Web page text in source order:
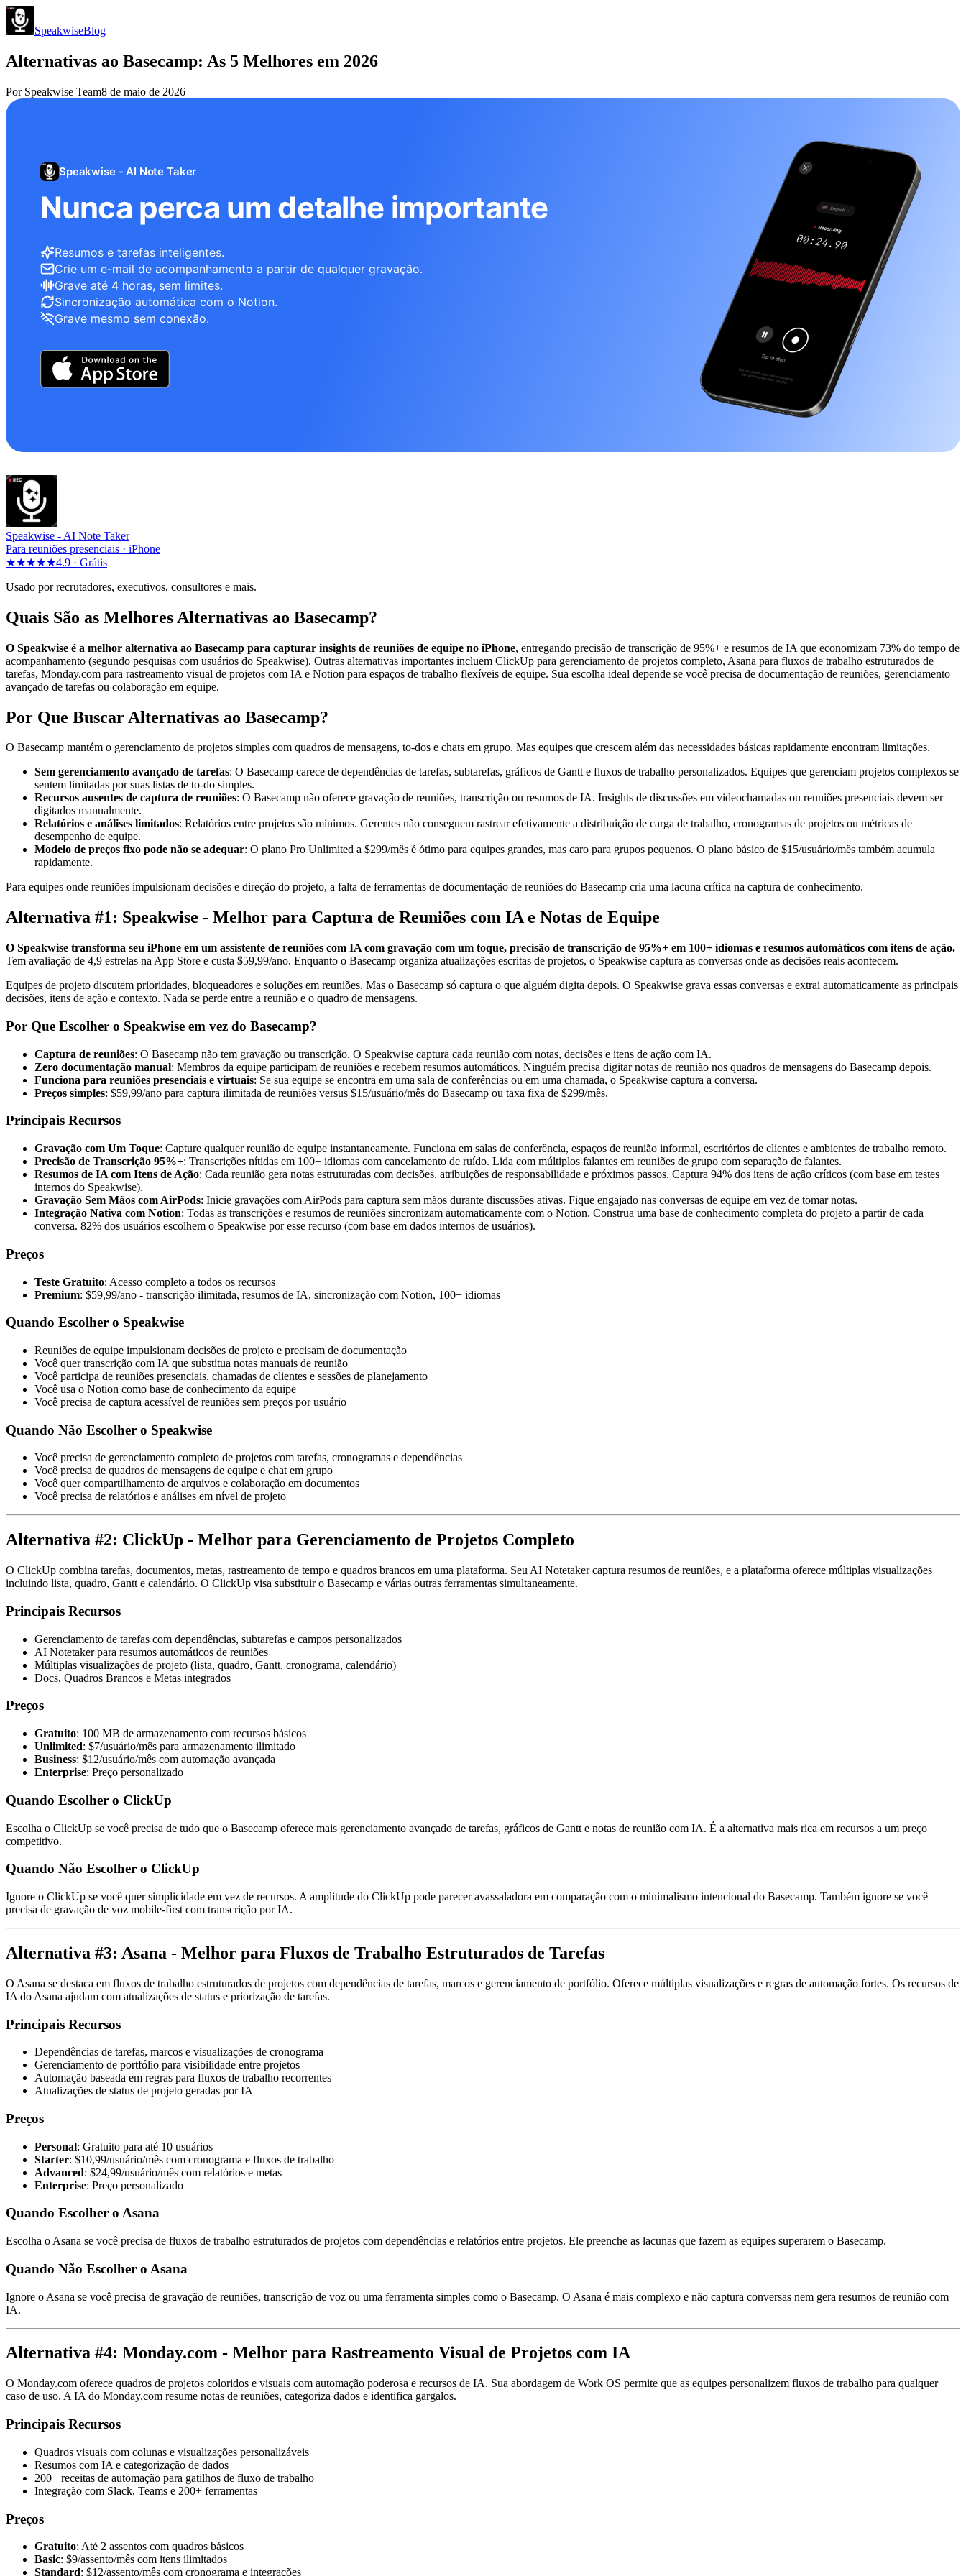
SpeakwiseBlog
Alternativas ao Basecamp: As 5 Melhores em 2026
Por Speakwise Team8 de maio de 2026
Speakwise - AI Note Taker
Nunca perca um detalhe importante
Resumos e tarefas inteligentes.
Crie um e-mail de acompanhamento a partir de qualquer gravação.
Grave até 4 horas, sem limites.
Sincronização automática com o Notion.
Grave mesmo sem conexão.
Speakwise - AI Note Taker
Para reuniões presenciais · iPhone
★★★★★4.9 · Grátis
Usado por recrutadores, executivos, consultores e mais.
Quais São as Melhores Alternativas ao Basecamp?
O Speakwise é a melhor alternativa ao Basecamp para capturar insights de reuniões de equipe no iPhone, entregando precisão de transcrição de 95%+ e resumos de IA que economizam 73% do tempo de
acompanhamento (segundo pesquisas com usuários do Speakwise). Outras alternativas importantes incluem ClickUp para gerenciamento de projetos completo, Asana para fluxos de trabalho estruturados de
tarefas, Monday.com para rastreamento visual de projetos com IA e Notion para espaços de trabalho flexíveis de equipe. Sua escolha ideal depende se você precisa de documentação de reuniões, gerenciamento
avançado de tarefas ou colaboração em equipe.
Por Que Buscar Alternativas ao Basecamp?
O Basecamp mantém o gerenciamento de projetos simples com quadros de mensagens, to-dos e chats em grupo. Mas equipes que crescem além das necessidades básicas rapidamente encontram limitações.
Sem gerenciamento avançado de tarefas: O Basecamp carece de dependências de tarefas, subtarefas, gráficos de Gantt e fluxos de trabalho personalizados. Equipes que gerenciam projetos complexos se
sentem limitadas por suas listas de to-do simples.
Recursos ausentes de captura de reuniões: O Basecamp não oferece gravação de reuniões, transcrição ou resumos de IA. Insights de discussões em videochamadas ou reuniões presenciais devem ser
digitados manualmente.
Relatórios e análises limitados: Relatórios entre projetos são mínimos. Gerentes não conseguem rastrear efetivamente a distribuição de carga de trabalho, cronogramas de projetos ou métricas de
desempenho de equipe.
Modelo de preços fixo pode não se adequar: O plano Pro Unlimited a $299/mês é ótimo para equipes grandes, mas caro para grupos pequenos. O plano básico de $15/usuário/mês também acumula
rapidamente.
Para equipes onde reuniões impulsionam decisões e direção do projeto, a falta de ferramentas de documentação de reuniões do Basecamp cria uma lacuna crítica na captura de conhecimento.
Alternativa #1: Speakwise - Melhor para Captura de Reuniões com IA e Notas de Equipe
O Speakwise transforma seu iPhone em um assistente de reuniões com IA com gravação com um toque, precisão de transcrição de 95%+ em 100+ idiomas e resumos automáticos com itens de ação.
Tem avaliação de 4,9 estrelas na App Store e custa $59,99/ano. Enquanto o Basecamp organiza atualizações escritas de projetos, o Speakwise captura as conversas onde as decisões reais acontecem.
Equipes de projeto discutem prioridades, bloqueadores e soluções em reuniões. Mas o Basecamp só captura o que alguém digita depois. O Speakwise grava essas conversas e extrai automaticamente as principais
decisões, itens de ação e contexto. Nada se perde entre a reunião e o quadro de mensagens.
Por Que Escolher o Speakwise em vez do Basecamp?
Captura de reuniões: O Basecamp não tem gravação ou transcrição. O Speakwise captura cada reunião com notas, decisões e itens de ação com IA.
Zero documentação manual: Membros da equipe participam de reuniões e recebem resumos automáticos. Ninguém precisa digitar notas de reunião nos quadros de mensagens do Basecamp depois.
Funciona para reuniões presenciais e virtuais: Se sua equipe se encontra em uma sala de conferências ou em uma chamada, o Speakwise captura a conversa.
Preços simples: $59,99/ano para captura ilimitada de reuniões versus $15/usuário/mês do Basecamp ou taxa fixa de $299/mês.
Principais Recursos
Gravação com Um Toque: Capture qualquer reunião de equipe instantaneamente. Funciona em salas de conferência, espaços de reunião informal, escritórios de clientes e ambientes de trabalho remoto.
Precisão de Transcrição 95%+: Transcrições nítidas em 100+ idiomas com cancelamento de ruído. Lida com múltiplos falantes em reuniões de grupo com separação de falantes.
Resumos de IA com Itens de Ação: Cada reunião gera notas estruturadas com decisões, atribuições de responsabilidade e próximos passos. Captura 94% dos itens de ação críticos (com base em testes
internos do Speakwise).
Gravação Sem Mãos com AirPods: Inicie gravações com AirPods para captura sem mãos durante discussões ativas. Fique engajado nas conversas de equipe em vez de tomar notas.
Integração Nativa com Notion: Todas as transcrições e resumos de reuniões sincronizam automaticamente com o Notion. Construa uma base de conhecimento completa do projeto a partir de cada
conversa. 82% dos usuários escolhem o Speakwise por esse recurso (com base em dados internos de usuários).
Preços
Teste Gratuito: Acesso completo a todos os recursos
Premium: $59,99/ano - transcrição ilimitada, resumos de IA, sincronização com Notion, 100+ idiomas
Quando Escolher o Speakwise
Reuniões de equipe impulsionam decisões de projeto e precisam de documentação
Você quer transcrição com IA que substitua notas manuais de reunião
Você participa de reuniões presenciais, chamadas de clientes e sessões de planejamento
Você usa o Notion como base de conhecimento da equipe
Você precisa de captura acessível de reuniões sem preços por usuário
Quando Não Escolher o Speakwise
Você precisa de gerenciamento completo de projetos com tarefas, cronogramas e dependências
Você precisa de quadros de mensagens de equipe e chat em grupo
Você quer compartilhamento de arquivos e colaboração em documentos
Você precisa de relatórios e análises em nível de projeto
Alternativa #2: ClickUp - Melhor para Gerenciamento de Projetos Completo
O ClickUp combina tarefas, documentos, metas, rastreamento de tempo e quadros brancos em uma plataforma. Seu AI Notetaker captura resumos de reuniões, e a plataforma oferece múltiplas visualizações
incluindo lista, quadro, Gantt e calendário. O ClickUp visa substituir o Basecamp e várias outras ferramentas simultaneamente.
Principais Recursos
Gerenciamento de tarefas com dependências, subtarefas e campos personalizados
AI Notetaker para resumos automáticos de reuniões
Múltiplas visualizações de projeto (lista, quadro, Gantt, cronograma, calendário)
Docs, Quadros Brancos e Metas integrados
Preços
Gratuito: 100 MB de armazenamento com recursos básicos
Unlimited: $7/usuário/mês para armazenamento ilimitado
Business: $12/usuário/mês com automação avançada
Enterprise: Preço personalizado
Quando Escolher o ClickUp
Escolha o ClickUp se você precisa de tudo que o Basecamp oferece mais gerenciamento avançado de tarefas, gráficos de Gantt e notas de reunião com IA. É a alternativa mais rica em recursos a um preço
competitivo.
Quando Não Escolher o ClickUp
Ignore o ClickUp se você quer simplicidade em vez de recursos. A amplitude do ClickUp pode parecer avassaladora em comparação com o minimalismo intencional do Basecamp. Também ignore se você
precisa de gravação de voz mobile-first com transcrição por IA.
Alternativa #3: Asana - Melhor para Fluxos de Trabalho Estruturados de Tarefas
O Asana se destaca em fluxos de trabalho estruturados de projetos com dependências de tarefas, marcos e gerenciamento de portfólio. Oferece múltiplas visualizações e regras de automação fortes. Os recursos de
IA do Asana ajudam com atualizações de status e priorização de tarefas.
Principais Recursos
Dependências de tarefas, marcos e visualizações de cronograma
Gerenciamento de portfólio para visibilidade entre projetos
Automação baseada em regras para fluxos de trabalho recorrentes
Atualizações de status de projeto geradas por IA
Preços
Personal: Gratuito para até 10 usuários
Starter: $10,99/usuário/mês com cronograma e fluxos de trabalho
Advanced: $24,99/usuário/mês com relatórios e metas
Enterprise: Preço personalizado
Quando Escolher o Asana
Escolha o Asana se você precisa de fluxos de trabalho estruturados de projetos com dependências e relatórios entre projetos. Ele preenche as lacunas que fazem as equipes superarem o Basecamp.
Quando Não Escolher o Asana
Ignore o Asana se você precisa de gravação de reuniões, transcrição de voz ou uma ferramenta simples como o Basecamp. O Asana é mais complexo e não captura conversas nem gera resumos de reunião com
IA.
Alternativa #4: Monday.com - Melhor para Rastreamento Visual de Projetos com IA
O Monday.com oferece quadros de projetos coloridos e visuais com automação poderosa e recursos de IA. Sua abordagem de Work OS permite que as equipes personalizem fluxos de trabalho para qualquer
caso de uso. A IA do Monday.com resume notas de reuniões, categoriza dados e identifica gargalos.
Principais Recursos
Quadros visuais com colunas e visualizações personalizáveis
Resumos com IA e categorização de dados
200+ receitas de automação para gatilhos de fluxo de trabalho
Integração com Slack, Teams e 200+ ferramentas
Preços
Gratuito: Até 2 assentos com quadros básicos
Basic: $9/assento/mês com itens ilimitados
Standard: $12/assento/mês com cronograma e integrações